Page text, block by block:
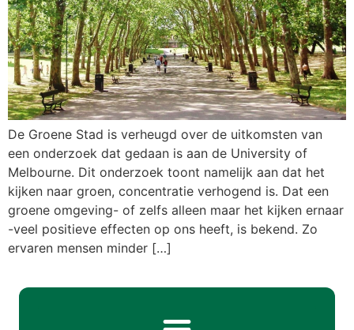
De Groene Stad is verheugd over de uitkomsten van
een onderzoek dat gedaan is aan de University of
Melbourne. Dit onderzoek toont namelijk aan dat het
kijken naar groen, concentratie verhogend is. Dat een
groene omgeving- of zelfs alleen maar het kijken ernaar
-veel positieve effecten op ons heeft, is bekend. Zo
ervaren mensen minder […]